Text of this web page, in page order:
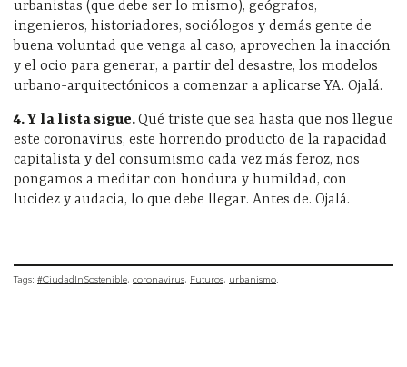
urbanistas (que debe ser lo mismo), geógrafos,
ingenieros, historiadores, sociólogos y demás gente de
buena voluntad que venga al caso, aprovechen la inacción
y el ocio para generar, a partir del desastre, los modelos
urbano-arquitectónicos a comenzar a aplicarse YA. Ojalá.
4. Y la lista sigue.Qué triste que sea hasta que nos llegue
este coronavirus, este horrendo producto de la rapacidad
capitalista y del consumismo cada vez más feroz, nos
pongamos a meditar con hondura y humildad, con
lucidez y audacia, lo que debe llegar. Antes de. Ojalá.
Tags: #CiudadInSostenible coronavirus Futuros urbanismo